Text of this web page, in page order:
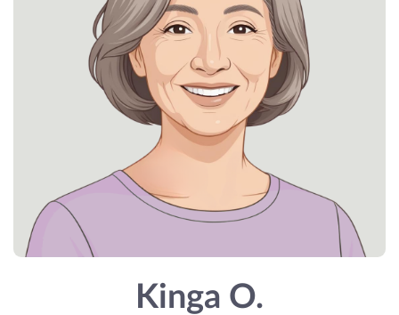
Kinga O.